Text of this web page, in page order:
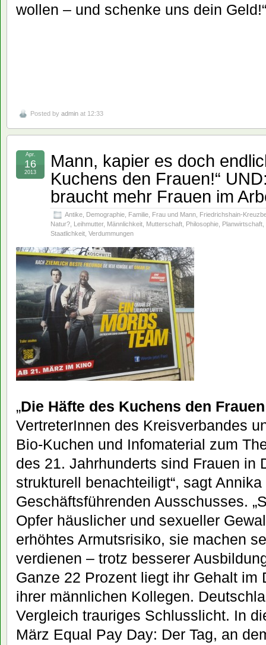
wollen – und schenke uns dein Geld!“
Posted by admin at 12:33
Mann, kapier es doch
Kuchens den Frauen!“
braucht mehr Frauen im
Antike Demographie Familie Frau und Mann Friedrichshain-
Natur? Leihmutter, Männlichkeit Mutterschaft Philosophie Planwirtschaft
Staatlichkeit Verdummungen
Apr.
16
2013
„Die Häfte des Kuchens den Frauen
VertreterInnen des Kreisverbandes
Bio-Kuchen und Infomaterial zum
des 21. Jahrhunderts sind Frauen in
strukturell benachteiligt“, sagt
Geschäftsführenden Ausschusses.
Opfer häuslicher und sexueller
erhöhtes Armutsrisiko, sie machen
verdienen – trotz besserer
Ganze 22 Prozent liegt ihr Gehalt
ihrer männlichen Kollegen.
Vergleich trauriges Schlusslicht. In
März Equal Pay Day: Der Tag, an